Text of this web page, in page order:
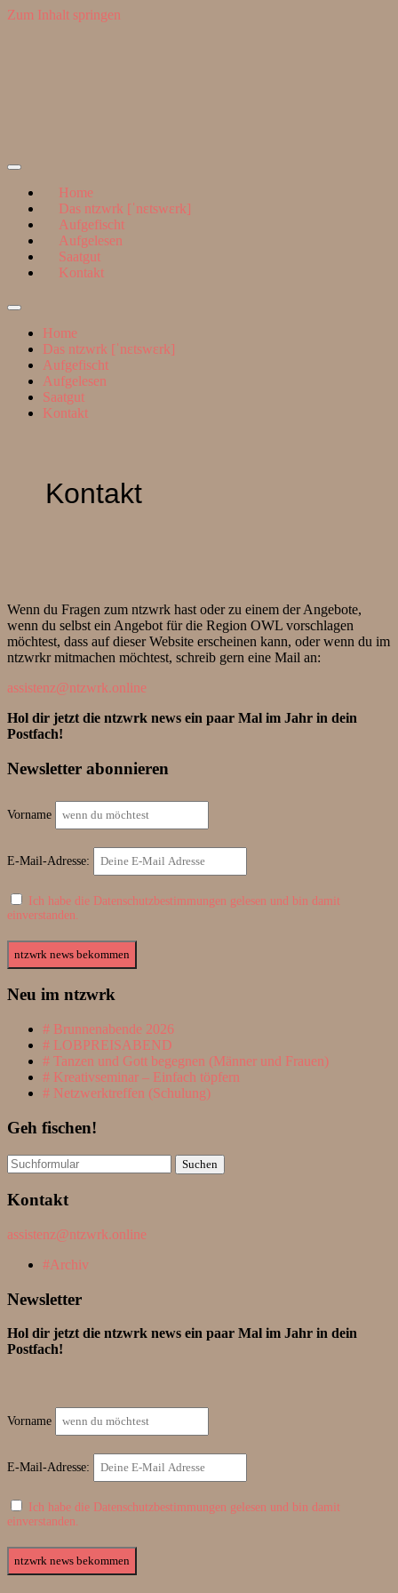
Zum Inhalt springen
Home
Das ntzwrk [ˈnɛtswɛrk]
Aufgefischt
Aufgelesen
Saatgut
Kontakt
Suchfeld
ein-/ausblenden
Home
Das ntzwrk [ˈnɛtswɛrk]
Aufgefischt
Aufgelesen
Saatgut
Kontakt
Kontakt
Wenn du Fragen zum ntzwrk hast oder zu einem der Angebote,
wenn du selbst ein Angebot für die Region OWL vorschlagen
möchtest, dass auf dieser Website erscheinen kann, oder wenn du im
ntzwrkr mitmachen möchtest, schreib gern eine Mail an:
assistenz@ntzwrk.online
Hol dir jetzt die ntzwrk news ein paar Mal im Jahr in dein
Postfach!
Newsletter abonnieren
Vorname
E-Mail-Adresse:
Ich habe die Datenschutzbestimmungen gelesen und bin damit
einverstanden.
Neu im ntzwrk
Brunnenabende 2026
LOBPREISABEND
Tanzen und Gott begegnen (Männer und Frauen)
Kreativseminar – Einfach töpfern
Netzwerktreffen (Schulung)
Geh fischen!
Suchen
nach:
Kontakt
assistenz@ntzwrk.online
Archiv
Newsletter
Hol dir jetzt die ntzwrk news ein paar Mal im Jahr in dein
Postfach!
Vorname
E-Mail-Adresse:
Ich habe die Datenschutzbestimmungen gelesen und bin damit
einverstanden.